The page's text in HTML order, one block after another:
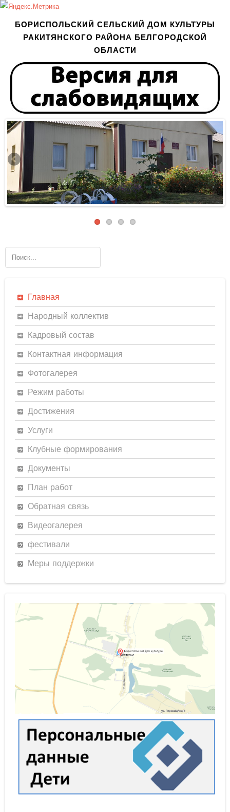
БОРИСПОЛЬСКИЙ СЕЛЬСКИЙ ДОМ КУЛЬТУРЫ
РАКИТЯНСКОГО РАЙОНА БЕЛГОРОДСКОЙ
ОБЛАСТИ
Главная
Народный коллектив
Кадровый состав
Контактная информация
Фотогалерея
Режим работы
Достижения
Услуги
Клубные формирования
Документы
План работ
Обратная связь
Видеогалерея
фестивали
Меры поддержки